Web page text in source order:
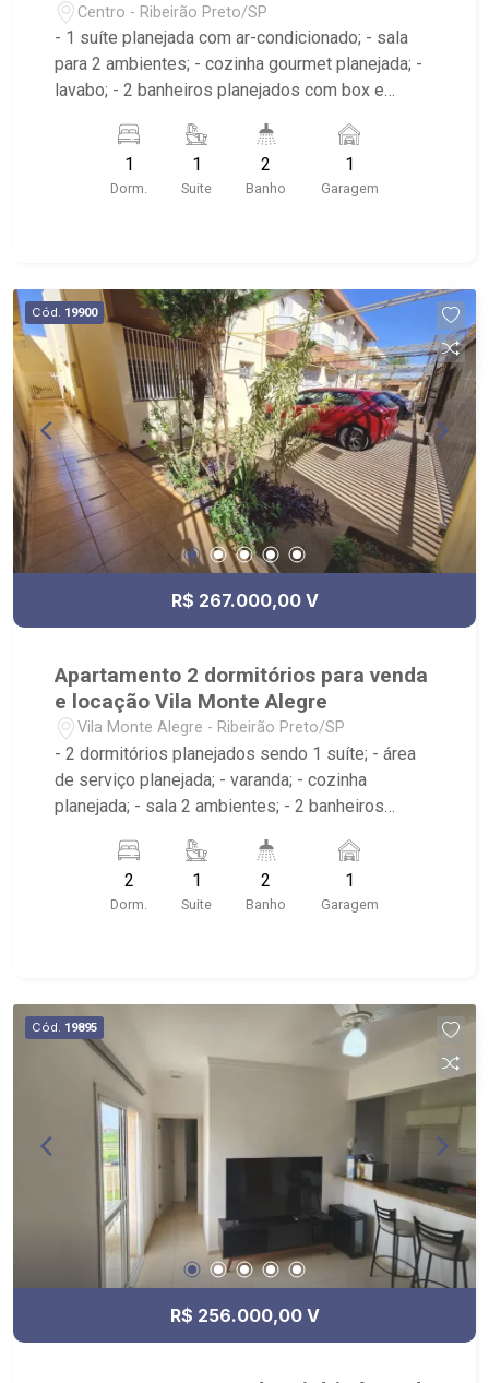
Centro - Ribeirão Preto/SP
- 1 suíte planejada com ar-condicionado; - sala
para 2 ambientes; - cozinha gourmet planejada; -
lavabo; - 2 banheiros planejados com box e
Museu Casa da Memória Italiana, Droga Raia,
Caixa Econômica Federal; - condomínio com
elevador e portaria 24h;
1
Dorm.
1
Suite
2
Banho
1
Garagem
Cód. 19900
R$ 267.000,00 V
Apartamento 2 dormitórios para venda
e locação Vila Monte Alegre
Vila Monte Alegre - Ribeirão Preto/SP
- 2 dormitórios planejados sendo 1 suíte; - área
de serviço planejada; - varanda; - cozinha
planejada; - sala 2 ambientes; - 2 banheiros
Panificadora Dal Ben, Palácio Das Pipas,
Supermercado Bom de Compra
2
Dorm.
1
Suite
2
Banho
1
Garagem
Cód. 19895
R$ 256.000,00 V